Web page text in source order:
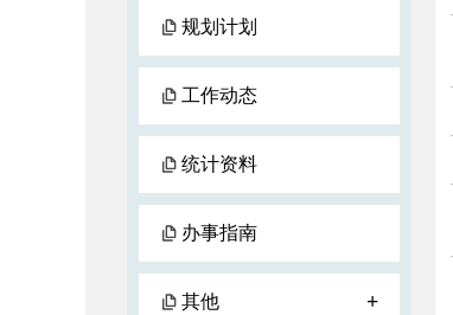
规划计划
工作动态
统计资料
办事指南
其他 +